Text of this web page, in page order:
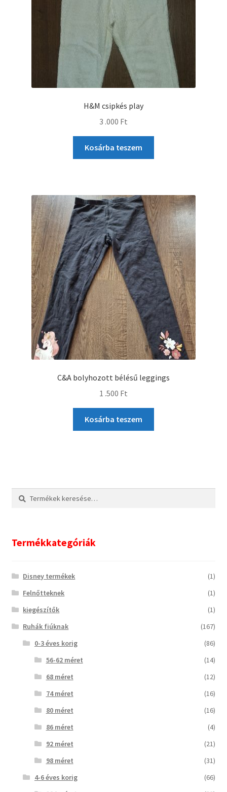
H&M csipkés play
3 .000 Ft
Kosárba teszem
C&A bolyhozott bélésű leggings
1 .500 Ft
Kosárba teszem
Keresés
Keresés
Termékkategóriák
Disney termékek
(1)
Felnőtteknek
(1)
kiegészítők
(1)
Ruhák fiúknak
(167)
0-3 éves korig
(86)
56-62 méret
(14)
68 méret
(12)
74 méret
(16)
80 méret
(16)
86 méret
(4)
92 méret
(21)
98 méret
(31)
4-6 éves korig
(66)